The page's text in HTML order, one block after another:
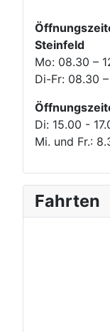
Steinfeld
Mo: 08.30 –
Di-Fr: 08.30
Di: 15.00 -
Mi. und Fr.:
Fahrten